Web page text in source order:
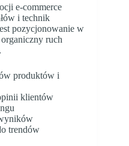
e-commerce
i technik
pozycjonowanie w
ruch
produktów i
klientów
trendów